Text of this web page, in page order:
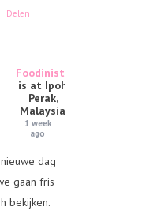
Delen
Foodinista
is at Ipoh,
Perak,
Malaysia.
1 week
ago
dag
gaan fris
bekijken.